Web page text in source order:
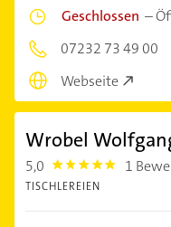
Geschlossen –
07232 73 49 00
Webseite
Wrobel
5,0 5.0 1
TISCHLEREIEN